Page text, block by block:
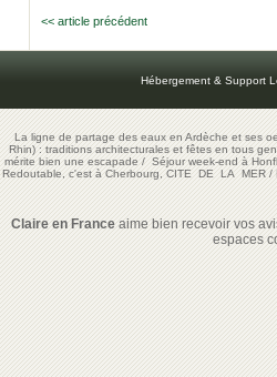
<< article précédent
Hébergement & Support
La ligne de partage des eaux en Ardèche et ses
Rhin) : traditions architecturales et fêtes en tous
mérite bien une escapade/Séjour week-end à
Redoutable, c'est à Cherbourg, CITE DE LA MER/
Claire en Franceaime bien recevoir vos
espaces